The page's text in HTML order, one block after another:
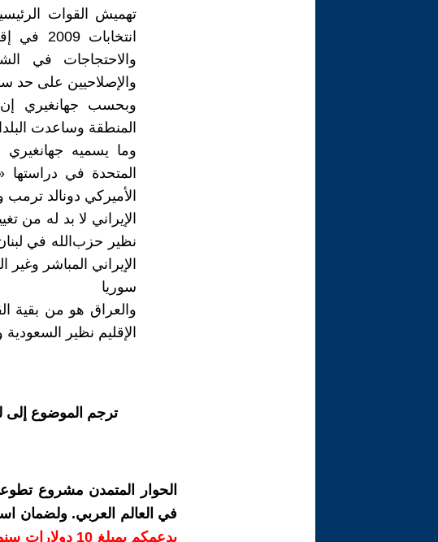
تهميش القوات
والاحتجاجات في
والإصلاحيين على حد
وبحسب جهانغيري إن
المنطقة وساعدت
وما يسميه جهانغيري
المتحدة في
الأميركي دونالد
الإيراني لا بد له
نظير حزب‌الله في
الإيراني المباشر وغير
سوريا
والعراق هو من بقية
الإقليم نظير
ترجم الموضوع
الحوار المتمدن مشروع
في العالم العربي. ولضمان
بدعمكم بمبلغ